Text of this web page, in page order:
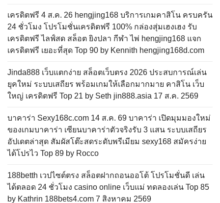
เครดิตฟรี 4 ส.ค. 26 hengjing168 บริการเกมคาสิโน ครบครัน
24 ชั่วโมง โปรโมชั่นเครดิตฟรี 100% กล่องสุ่มเฮงเฮง รับ
เครดิตฟรี ไลฟ์สด สล็อต ยิงปลา กีฬา ไพ่ hengjing168 แจก
เครดิตฟรี เยอะที่สุด Top 90 by Kennith hengjing168d.com
Jinda888 เว็บแตกง่าย สล็อตเว็บตรง 2026 ประสบการณ์เล่น
ยุคใหม่ ระบบเสถียร พร้อมเกมให้เลือกมากมาย คาสิโน เว็บ
ใหญ่ เครดิตฟรี Top 21 by Seth jin888.asia 17 ส.ค. 2569
บาคาร่า Sexy168c.com 14 ส.ค. 69 บาคาร่า เปิดมุมมองใหม่
ของเกมบาคาร่า เซียนบาคาร่าตัวจริงรับ 3 แสน ระบบเสถียร
อัปเดตล่าสุด สัมผัสโต๊ะสดระดับพรีเมียม sexy168 สมัครง่าย
ได้โปรไว Top 89 by Rocco
188betth เวปไซต์ตรง สล็อตฝากถอนออโต้ โปรโมชั่นดี เล่น
ได้ตลอด 24 ชั่วโมง casino online เว็บแม่ ทดลองเล่น Top 85
by Kathrin 188bets4.com 7 สิงหาคม 2569